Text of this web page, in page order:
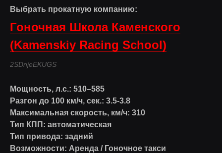
Выбрать прокатную компанию:
Гоночная Школа Каменского
(Kamenskiy Racing School)
2SDnjeEKUGS
Мощность, л.с.: 510–585
Разгон до 100 км/ч, сек.: 3.5-3.8
Максимальная скорость, км/ч: 310
Тип КПП: автоматическая
Тип привода: задний
Возможности: Аренда / Гоночное такси